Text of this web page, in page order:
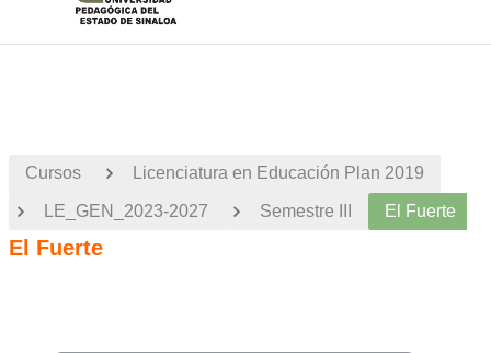
Cursos Licenciatura en Educación Plan 2019
LE_GEN_2023-2027 Semestre III El Fuerte
El Fuerte